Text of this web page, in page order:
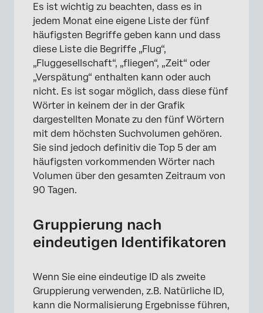
Es ist wichtig zu beachten, dass es in
jedem Monat eine eigene Liste der fünf
häufigsten Begriffe geben kann und dass
diese Liste die Begriffe „Flug“,
„Fluggesellschaft“, „fliegen“, „Zeit“ oder
„Verspätung“ enthalten kann oder auch
nicht. Es ist sogar möglich, dass diese fünf
Wörter in keinem der in der Grafik
dargestellten Monate zu den fünf Wörtern
mit dem höchsten Suchvolumen gehören.
Sie sind jedoch definitiv die Top 5 der am
häufigsten vorkommenden Wörter nach
Volumen über den gesamten Zeitraum von
90 Tagen.
Gruppierung nach
eindeutigen Identifikatoren
Wenn Sie eine eindeutige ID als zweite
Gruppierung verwenden, z.B. Natürliche ID,
kann die Normalisierung Ergebnisse führen,